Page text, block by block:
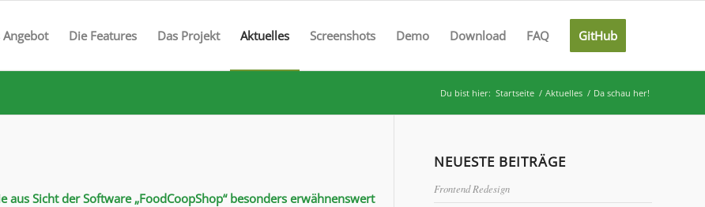
Angebot Die Features Das Projekt Aktuelles Screenshots Demo Download FAQ GitHub
Du bist hier: Startseite / Aktuelles / Da schau her!
aus Sicht der Software „FoodCoopShop“ besonders erwähnenswert
NEUESTE BEITRÄGE
Frontend Redesign